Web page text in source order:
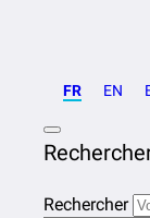
FR EN
Rechercher